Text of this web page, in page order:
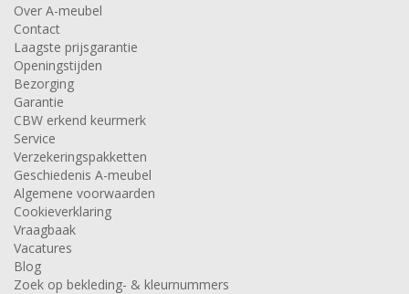
Over A-meubel
Contact
Laagste prijsgarantie
Openingstijden
Bezorging
Garantie
CBW erkend keurmerk
Service
Verzekeringspakketten
Geschiedenis A-meubel
Algemene voorwaarden
Cookieverklaring
Vraagbaak
Vacatures
Blog
Zoek op bekleding- & kleurnummers